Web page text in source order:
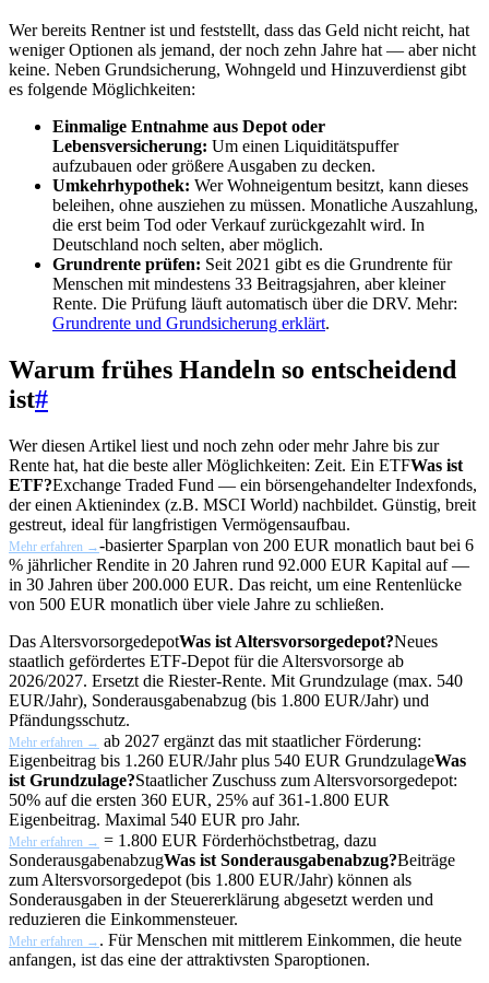
Wer bereits Rentner ist und feststellt, dass das Geld nicht reicht, hat
weniger Optionen als jemand, der noch zehn Jahre hat — aber nicht
keine. Neben Grundsicherung, Wohngeld und Hinzuverdienst gibt
es folgende Möglichkeiten:
Einmalige Entnahme aus Depot oder
Lebensversicherung: Um einen Liquiditätspuffer
aufzubauen oder größere Ausgaben zu decken.
Umkehrhypothek: Wer Wohneigentum besitzt, kann dieses
beleihen, ohne ausziehen zu müssen. Monatliche Auszahlung,
die erst beim Tod oder Verkauf zurückgezahlt wird. In
Deutschland noch selten, aber möglich.
Grundrente prüfen: Seit 2021 gibt es die Grundrente für
Menschen mit mindestens 33 Beitragsjahren, aber kleiner
Rente. Die Prüfung läuft automatisch über die DRV. Mehr:
Grundrente und Grundsicherung erklärt.
Warum frühes Handeln so entscheidend
ist#
Wer diesen Artikel liest und noch zehn oder mehr Jahre bis zur
Rente hat, hat die beste aller Möglichkeiten: Zeit. Ein ETFWas ist
ETF?Exchange Traded Fund — ein börsengehandelter Indexfonds,
der einen Aktienindex (z.B. MSCI World) nachbildet. Günstig, breit
gestreut, ideal für langfristigen Vermögensaufbau.
Mehr erfahren →-basierter Sparplan von 200 EUR monatlich baut bei 6
% jährlicher Rendite in 20 Jahren rund 92.000 EUR Kapital auf —
in 30 Jahren über 200.000 EUR. Das reicht, um eine Rentenlücke
von 500 EUR monatlich über viele Jahre zu schließen.
Das AltersvorsorgedepotWas ist Altersvorsorgedepot?Neues
staatlich gefördertes ETF-Depot für die Altersvorsorge ab
2026/2027. Ersetzt die Riester-Rente. Mit Grundzulage (max. 540
EUR/Jahr), Sonderausgabenabzug (bis 1.800 EUR/Jahr) und
Pfändungsschutz.
Mehr erfahren → ab 2027 ergänzt das mit staatlicher Förderung:
Eigenbeitrag bis 1.260 EUR/Jahr plus 540 EUR GrundzulageWas
ist Grundzulage?Staatlicher Zuschuss zum Altersvorsorgedepot:
50% auf die ersten 360 EUR, 25% auf 361-1.800 EUR
Eigenbeitrag. Maximal 540 EUR pro Jahr.
Mehr erfahren → = 1.800 EUR Förderhöchstbetrag, dazu
SonderausgabenabzugWas ist Sonderausgabenabzug?Beiträge
zum Altersvorsorgedepot (bis 1.800 EUR/Jahr) können als
Sonderausgaben in der Steuererklärung abgesetzt werden und
reduzieren die Einkommensteuer.
Mehr erfahren → . Für Menschen mit mittlerem Einkommen, die heute
anfangen, ist das eine der attraktivsten Sparoptionen.